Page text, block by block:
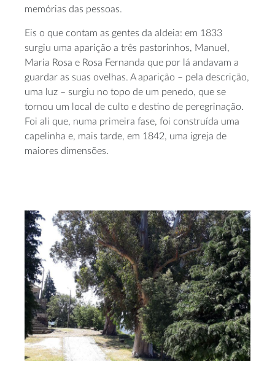
memórias das pessoas.
Eis o que contam as gentes da aldeia: em 1833
surgiu uma aparição a três pastorinhos, Manuel,
Maria Rosa e Rosa Fernanda que por lá andavam a
guardar as suas ovelhas. A aparição – pela descrição,
uma luz – surgiu no topo de um penedo, que se
tornou um local de culto e destino de peregrinação.
Foi ali que, numa primeira fase, foi construída uma
capelinha e, mais tarde, em 1842, uma igreja de
maiores dimensões.